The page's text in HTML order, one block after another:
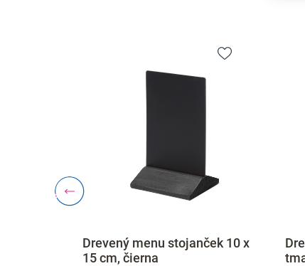
Drevený menu stojanček 10 x
15 cm, čierna